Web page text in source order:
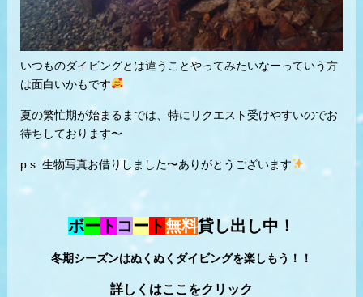
いつものダイビングとは違うことやってみたいなーっていう方
は面白いかもです
夏の繁忙期が始まるまでは、特にリクエスト受けやすいのでお
待ちしております〜
p.s 生物写真お借りしました〜ありがとうございます
ボー ト コー ト無料貸し出し中！
冬期シーズンはぬくぬくダイビングを楽しもう！！
詳しくはここをクリック